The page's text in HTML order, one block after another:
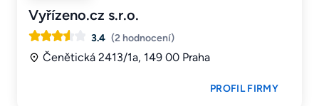
Vyřízeno.cz s.r.o.
3.4 (2 hodnocení)
Čenětická 2413/1a, 149 00 Praha
PROFIL FIRMY